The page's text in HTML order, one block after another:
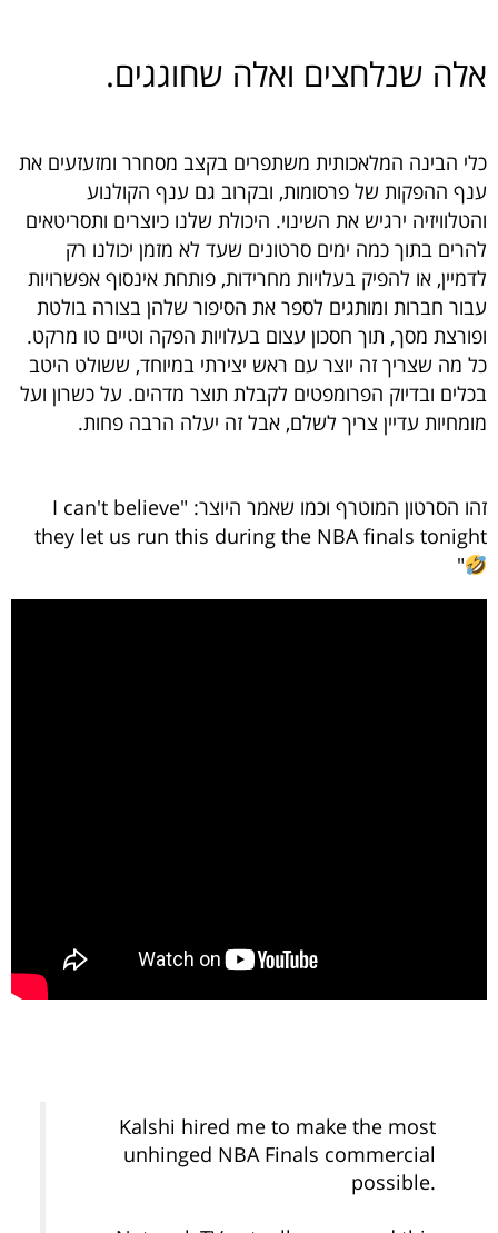
אלה שנלחצים ואלה שחוגגים.
כלי הבינה המלאכותית משתפרים בקצב מסחרר ומזעזעים את
ענף ההפקות של פרסומות, ובקרוב גם ענף הקולנוע
והטלוויזיה ירגיש את השינוי. היכולת שלנו כיוצרים ותסריטאים
להרים בתוך כמה ימים סרטונים שעד לא מזמן יכולנו רק
לדמיין, או להפיק בעלויות מחרידות, פותחת אינסוף אפשרויות
עבור חברות ומותגים לספר את הסיפור שלהן בצורה בולטת
ופורצת מסך, תוך חסכון עצום בעלויות הפקה וטיים טו מרקט.
כל מה שצריך זה יוצר עם ראש יצירתי במיוחד, ששולט היטב
בכלים ובדיוק הפרומפטים לקבלת תוצר מדהים. על כשרון ועל
מומחיות עדיין צריך לשלם, אבל זה יעלה הרבה פחות.
זהו הסרטון המוטרף וכמו שאמר היוצר: "I can't believe
they let us run this during the NBA finals tonight
"
Kalshi hired me to make the most
unhinged NBA Finals commercial
possible.